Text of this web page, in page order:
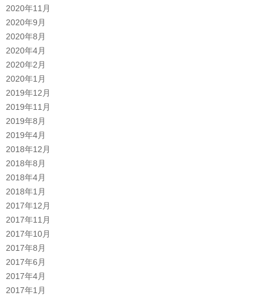
2020年11月
2020年9月
2020年8月
2020年4月
2020年2月
2020年1月
2019年12月
2019年11月
2019年8月
2019年4月
2018年12月
2018年8月
2018年4月
2018年1月
2017年12月
2017年11月
2017年10月
2017年8月
2017年6月
2017年4月
2017年1月